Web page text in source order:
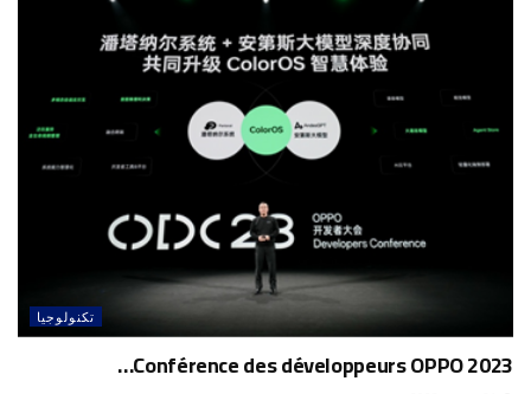
تكنولوجيا
Conférence des développeurs OPPO 2023…